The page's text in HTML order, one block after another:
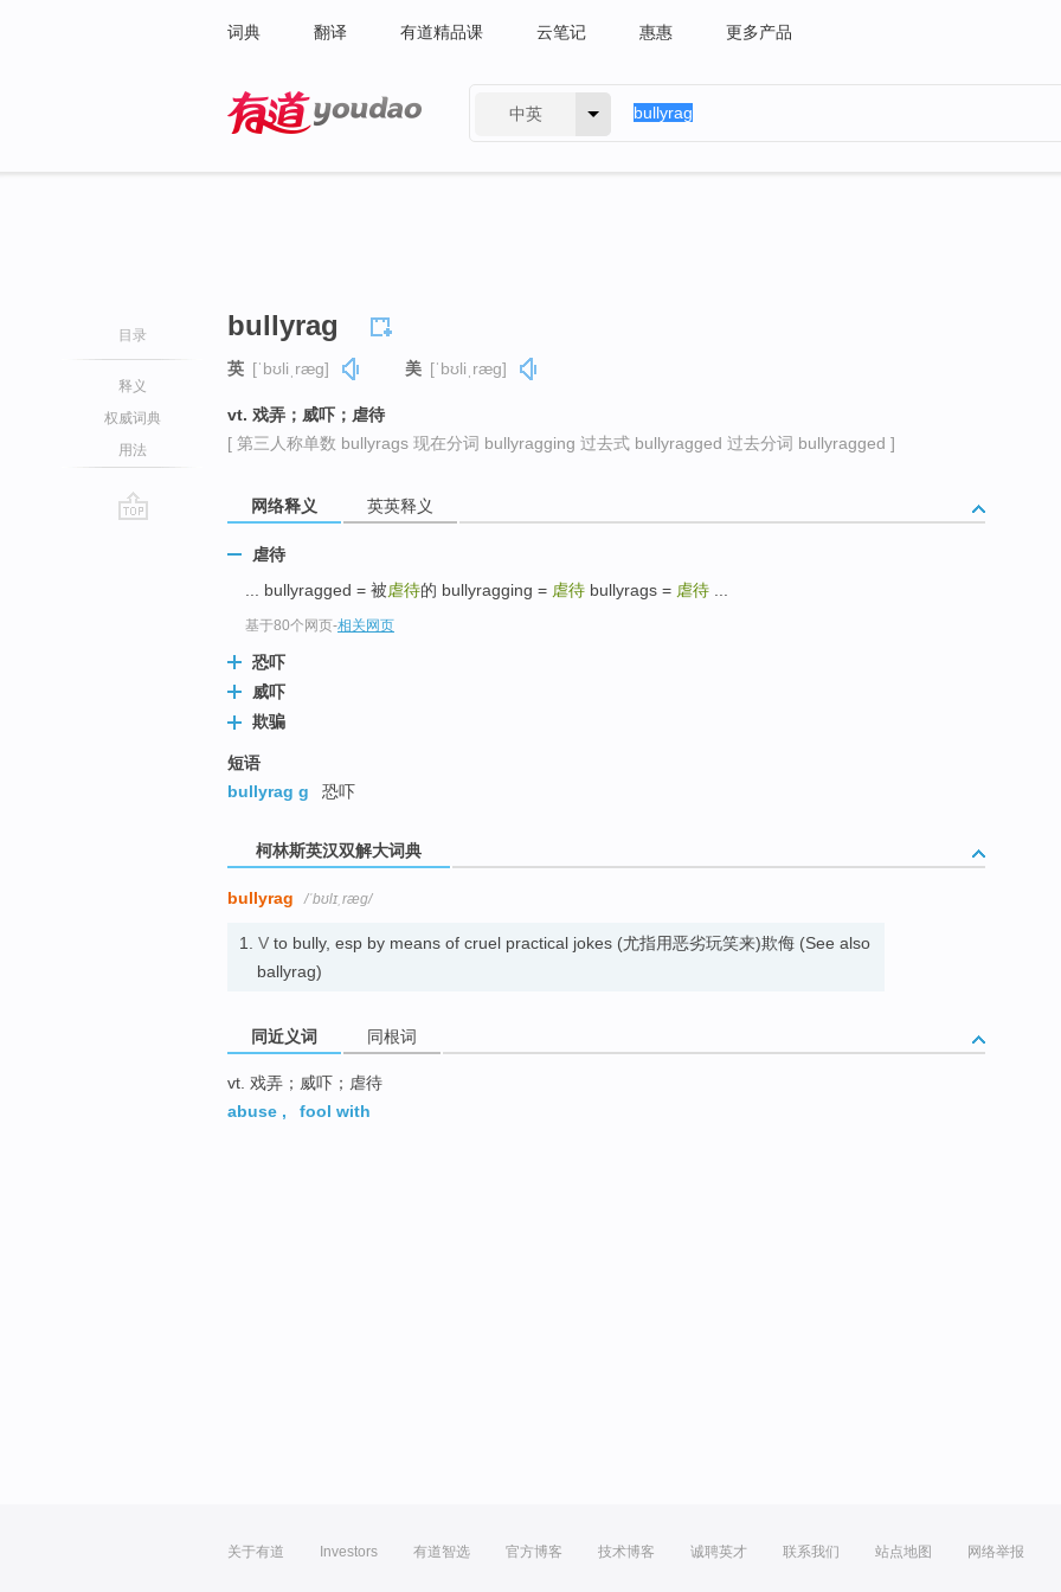
词典 翻译 有道精品课 云笔记 惠惠 更多产品
中英
目录
释义
权威词典
用法
bullyrag
英 [ˈbʊliˌræɡ] 美 [ˈbʊliˌræɡ]
vt. 戏弄；威吓；虐待
[ 第三人称单数 bullyrags 现在分词 bullyragging 过去式 bullyragged 过去分词 bullyragged ]
网络释义 英英释义
虐待
... bullyragged = 被虐待的 bullyragging = 虐待 bullyrags = 虐待
基于80个网页-相关网页
恐吓
威吓
欺骗
短语
bullyrag g
恐吓
柯林斯英汉双解大词典
bullyrag /ˈbʊlɪˌræɡ/
1. V to bully, esp by means of cruel practical jokes (尤指用恶劣玩笑来)欺侮 (See also
ballyrag)
同近义词 同根词
vt. 戏弄；威吓；虐待
abuse , fool with
关于有道 Investors 有道智选 官方博客 技术博客 诚聘英才 联系我们 站点地图 网络举报